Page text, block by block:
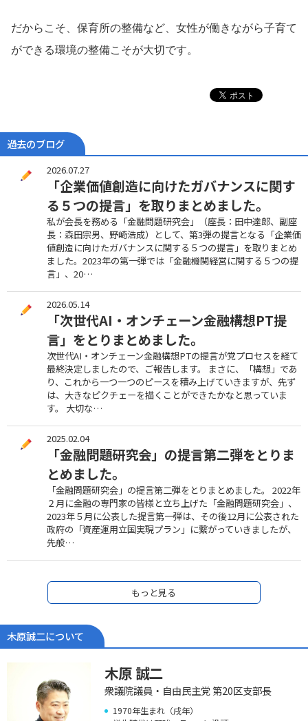
だからこそ、保育所の整備など、女性が働きながら子育て
ができる環境の整備こそが大切です。
過去のブログ
2026.07.27
「企業価値創造に向けたガバナンスに関す
る５つの提言」を取りまとめました。
私が会長を務める「金融問題研究会」（座長：田中達郎、副座
長：森田宗男、野崎浩成）として、第3弾の提言となる「企業価
値創造に向けたガバナンスに関する５つの提言」を取りまとめ
ました。2023年の第一弾では「金融機関経営に関する５つの提
言」、20…
2026.05.14
「次世代AI・オンチェーン金融構想PT提
言」をとりまとめました。
次世代AI・オンチェーン金融構想PTの提言が党プロセスを経て
最終決定しましたので、ご報告します。 まさに、「構想」であ
り、これから一つ一つのピースを積み上げていきますが、先ず
は、大きなピクチェーを描くことができたかなと思っていま
す。 大切な…
2025.02.04
「金融問題研究会」の提言第二弾をとりま
とめました。
「金融問題研究会」の提言第二弾をとりまとめました。 2022年
２月に金融の専門家の皆様と立ち上げた「金融問題研究会」、
2023年５月に公表した提言第一弾は、その後12月に公表された
政府の「資産運用立国実現プラン」に繋がっていきましたが、
先般…
もっと見る
木原誠二について
木原 誠二
衆議院議員・自由民主党 第20区支部長
1970年生まれ（戌年）